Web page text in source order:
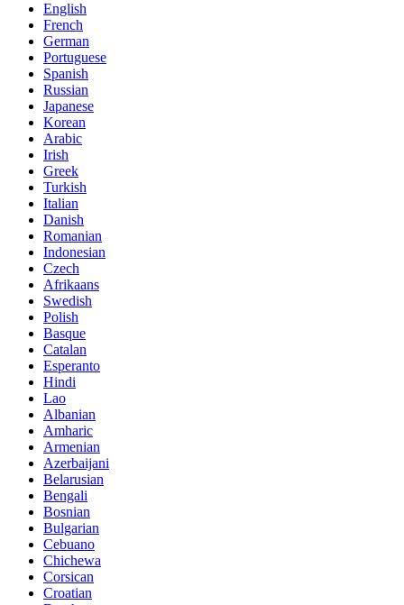
English
French
German
Portuguese
Spanish
Russian
Japanese
Korean
Arabic
Irish
Greek
Turkish
Italian
Danish
Romanian
Indonesian
Czech
Afrikaans
Swedish
Polish
Basque
Catalan
Esperanto
Hindi
Lao
Albanian
Amharic
Armenian
Azerbaijani
Belarusian
Bengali
Bosnian
Bulgarian
Cebuano
Chichewa
Corsican
Croatian